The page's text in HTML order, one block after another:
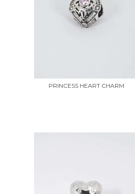
PRINCESS HEART CHARM